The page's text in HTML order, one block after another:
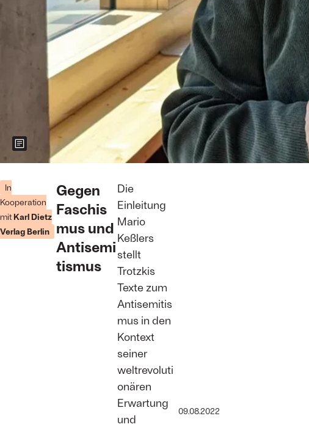
In
Kooperation
mit Karl Dietz
Verlag Berlin
Gegen
Faschis
mus und
Antisemi
tismus
Die
Einleitung
Mario
Keßlers
stellt
Trotzkis
Texte zum
Antisemitis
mus in den
Kontext
seiner
weltrevoluti
onären
Erwartung
und
09.08.2022
Zeigt weitere Informationen zum Bild
von „Leo
Trotzki oder:
Sozialismus
gegen
Antisemitismus“,
Mario Keßler